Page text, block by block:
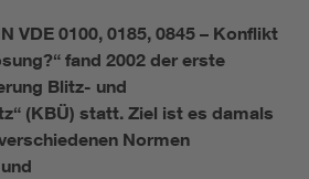
VDE 0100, 0185, 0845 – Konflikt
fand 2002 der erste
Blitz- und
(KBÜ) statt. Ziel ist es damals
Normen